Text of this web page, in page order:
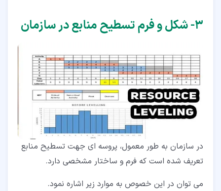
۳‏- شکل و فرم تسطیح منابع در سازمان
در سازمان به طور معمول، پروسه ای جهت تسطیح منابع
تعریف شده است که فرم و ساختار مشخصی دارد.
می توان در این خصوص به موارد زیر اشاره نمود.